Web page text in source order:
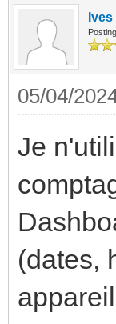
Ives
05/04/
Je
(dates,